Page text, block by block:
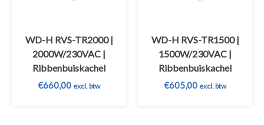
WD-H RVS-TR2000 |
2000W/230VAC |
Ribbenbuiskachel
€660,00 excl. btw
WD-H RVS-TR1500 |
1500W/230VAC |
Ribbenbuiskachel
€605,00 excl. btw